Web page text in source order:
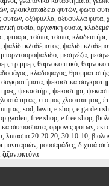
εγκυκλοπαιδεια φυτών, φωτο
φυτων, οξύφυλλα, οξυφυλλα φυτα,
ουσία, οργανικη ουσια,
φτυαρι, τσάπα, τσαπα,
ψαλίδι κλαδέματος, ψαλιδι
μεσηνέζα,
τριμμερ, θαμνοκοπτικό,
κλαδοφαγος,
ψεκαστικα
ψεκαστήρι, ψεκαστηρι,
ετοιμος χλοοταπητας,
sod, lawn, e shop, e garden
garden, free shop, e free shop,
σκευασματα, ορμονες φυτων,
λιπασμα 20-20-20, 30-10-10,
μανιταριών, μουσαμάδες, διχτυά